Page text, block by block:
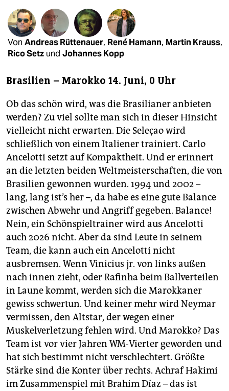
fragen & hilfe
unterstützen
abo
Von Andreas Rüttenauer, René Hamann, Martin Krauss,
Rico Setz und Johannes Kopp
Brasilien – Marokko 14. Juni, 0 Uhr
Ob das schön wird, was die Brasilianer anbieten
werden? Zu viel sollte man sich in dieser Hinsicht
vielleicht nicht erwarten. Die Seleçao wird
schließlich von einem Italiener trainiert. Carlo
Ancelotti setzt auf Kompaktheit. Und er erinnert
an die letzten beiden Weltmeisterschaften, die von
Brasilien gewonnen wurden. 1994 und 2002 –
lang, lang ist’s her –, da habe es eine gute Balance
zwischen Abwehr und Angriff gegeben. Balance!
Nein, ein Schönspieltrainer wird aus Ancelotti
auch 2026 nicht. Aber da sind Leute in seinem
Team, die kann auch ein Ancelotti nicht
ausbremsen. Wenn Vinicius jr. von links außen
nach innen zieht, oder Rafinha beim Ballverteilen
in Laune kommt, werden sich die Marokkaner
gewiss schwertun. Und keiner mehr wird Neymar
vermissen, den Altstar, der wegen einer
Muskelverletzung fehlen wird. Und Marokko? Das
Team ist vor vier Jahren WM-Vierter geworden und
hat sich bestimmt nicht verschlechtert. Größte
Stärke sind die Konter über rechts. Achraf Hakimi
im Zusammenspiel mit Brahim Díaz – das ist